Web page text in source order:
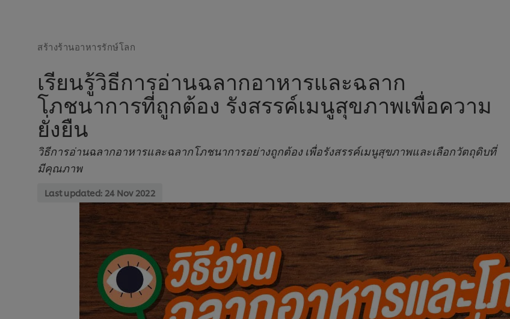
สร้างร้านอาหารรักษ์โลก
เรียนรู้วิธีการอ่านฉลากอาหารและฉลาก
โภชนาการที่ถูกต้อง รังสรรค์เมนูสุขภาพเพื่อความ
ยั่งยืน
วิธีการอ่านฉลากอาหารและฉลากโภชนาการอย่างถูกต้อง เพื่อรังสรรค์เมนูสุขภาพและเลือกวัตถุดิบที่
มีคุณภาพ
Last updated: 24 Nov 2022